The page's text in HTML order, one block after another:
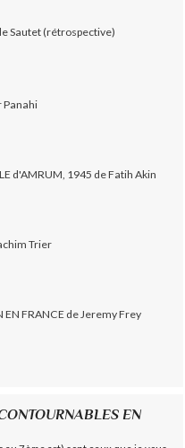
Sautet (rétrospective)
Panahi
d'AMRUM, 1945 de Fatih Akin
Trier
EN FRANCE de Jeremy Frey
EN